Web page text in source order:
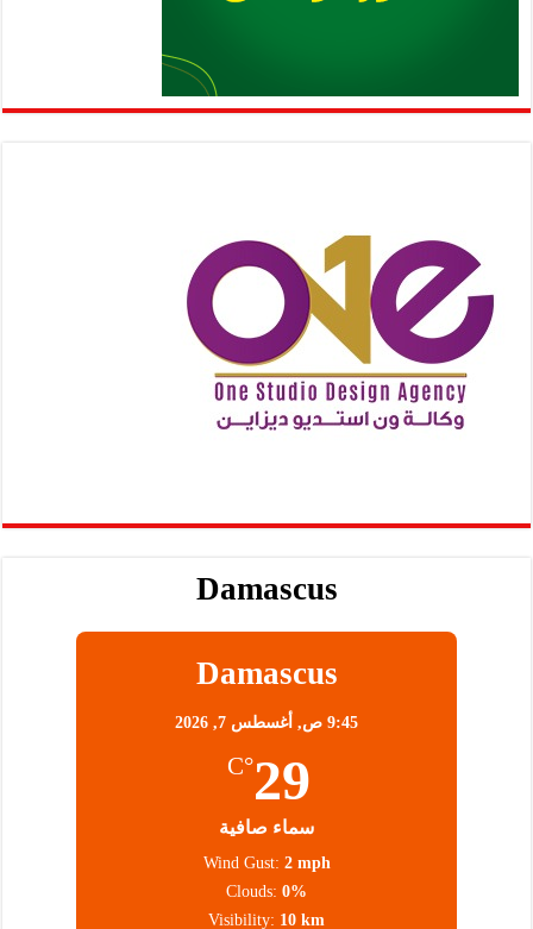
Damascus
Damascus
9:45 ص, أغسطس 7, 2026
29
°C
سماء صافية
Wind Gust: 2 mph
Clouds: 0%
Visibility: 10 km